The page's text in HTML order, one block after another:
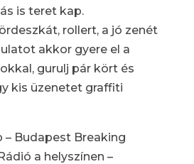
is teret kap.
rollert, a jó zenét
akkor gyere el a
gurulj pár kört és
kis üzenetet graffiti
– Budapest Breaking
a helyszínen –